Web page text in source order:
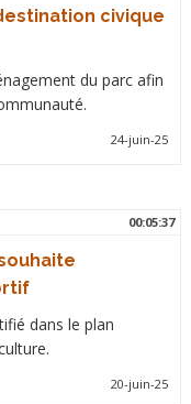
civique
du parc afin
24-juin-25
00:05:37
dans le plan
20-juin-25